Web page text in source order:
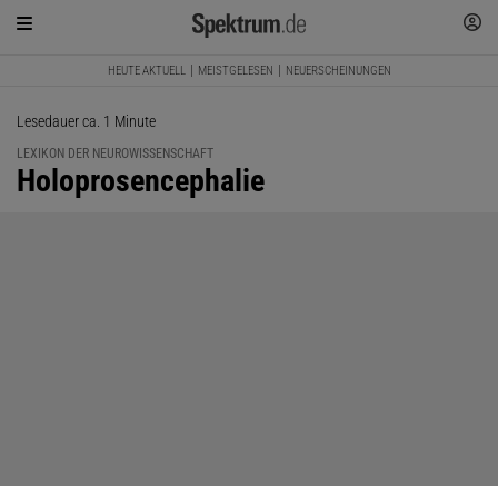
HEUTE AKTUELL MEISTGELESEN NEUERSCHEINUNGEN
Lesedauer ca. 1 Minute
LEXIKON DER NEUROWISSENSCHAFT
:
Holoprosencephalie